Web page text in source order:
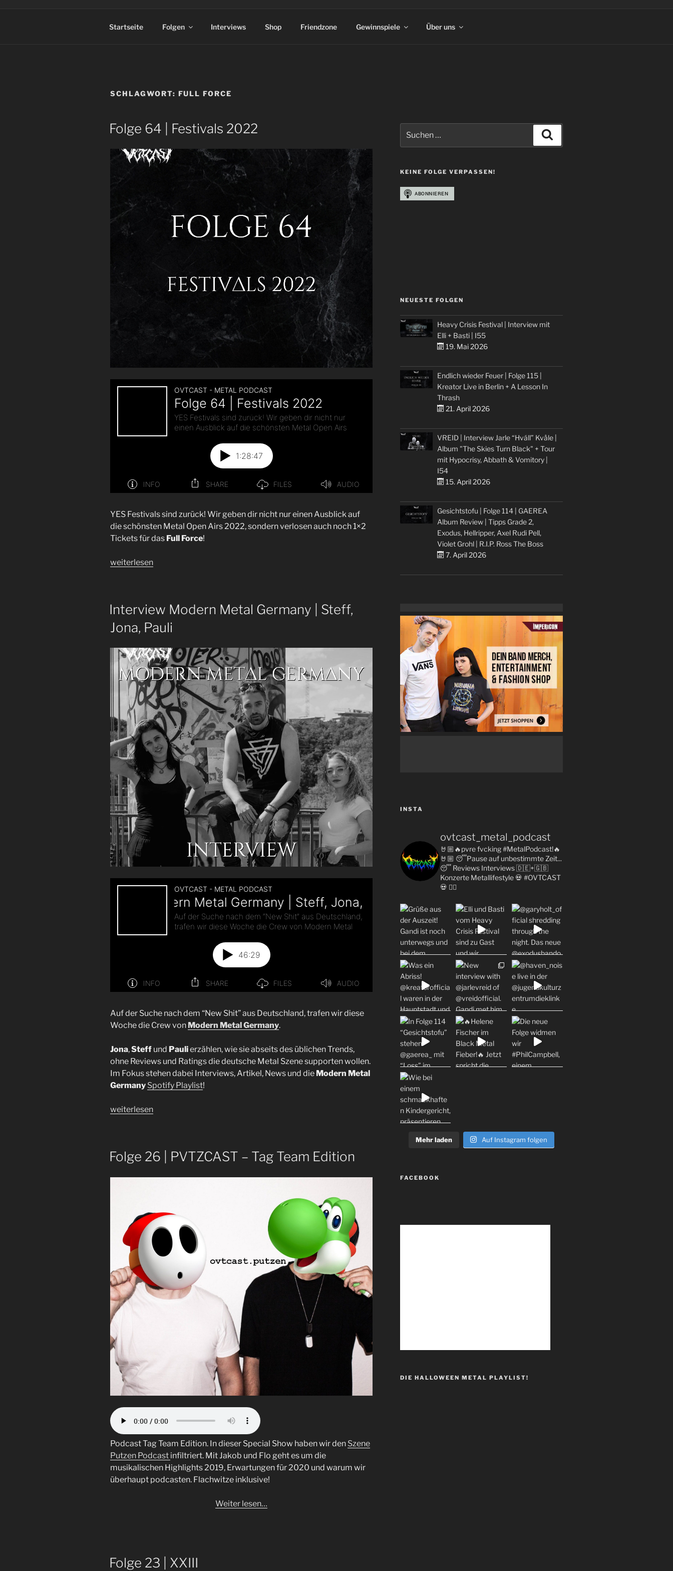
Startseite Folgen Interviews Shop Friendzone Gewinnspiele Über uns
SCHLAGWORT: FULL FORCE
Folge 64 | Festivals 2022
YES Festivals sind zurück! Wir geben dir nicht nur einen Ausblick auf
die schönsten Metal Open Airs 2022, sondern verlosen auch noch 1×2
Tickets für das Full Force!
„Folge
2022“
weiterlesen
Interview Modern Metal Germany | Steff,
Jona, Pauli
Auf der Suche nach dem “New Shit” aus Deutschland, trafen wir diese
Woche die Crew von Modern Metal Germany.
Jona,Steff und Paulierzählen, wie sie abseits des üblichen Trends,
ohne Reviews und Ratings die deutsche Metal Szene supporten wollen.
Im Fokus stehen dabei Interviews, Artikel, News und die Modern Metal
Germany Spotify Playlist!
„Interview
|
weiterlesen
Folge 26 | PVTZCAST – Tag Team Edition
Podcast Tag Team Edition. In dieser Special Show haben wir den Szene
Putzen Podcast infiltriert. Mit Jakob und Flo geht es um die
musikalischen Highlights 2019, Erwartungen für 2020 und warum wir
überhaupt podcasten. Flachwitze inklusive!
Weiter lesen…
Folge 23 | XXIII
nach:
KEINE FOLGE VERPASSEN!
NEUESTE FOLGEN
Heavy Crisis Festival | Interview mit
Elli + Basti | I55
19. Mai 2026
Endlich wieder Feuer | Folge 115 |
Kreator Live in Berlin + A Lesson In
Thrash
21. April 2026
VREID | Interview Jarle “Hváll” Kvåle |
Album "The Skies Turn Black" + Tour
mit Hypocrisy, Abbath & Vomitory |
I54
15. April 2026
Gesichtstofu | Folge 114 | GAEREA
Album Review | Tipps Grade 2,
Exodus, Hellripper, Axel Rudi Pell,
Violet Grohl | R.I.P. Ross The Boss
7. April 2026
INSTA
ovtcast_metal_podcast
🤘🏼🔥pvre fvcking #MetalPodcast!🔥
🤘🏼 😴Pause auf unbestimmte Zeit...
😴Reviews Interviews 🇩🇪+🇬🇧
KonzerteMetallifestyle💀 #OVTCAST
💀 👇🏼
Mehr laden Auf Instagram folgen
FACEBOOK
DIE HALLOWEEN METAL PLAYLIST!